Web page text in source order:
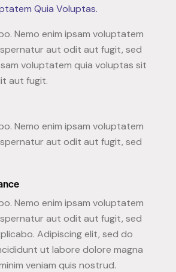
Quia Voluptas.
Nemo enim ipsam voluptatem
aut odit aut fugit, sed
voluptatem quia voluptas sit
aut fugit.
Nemo enim ipsam voluptatem
aut odit aut fugit, sed
Nemo enim ipsam voluptatem
aut odit aut fugit, sed
Adipiscing elit, sed do
ut labore dolore magna
veniam quis nostrud.